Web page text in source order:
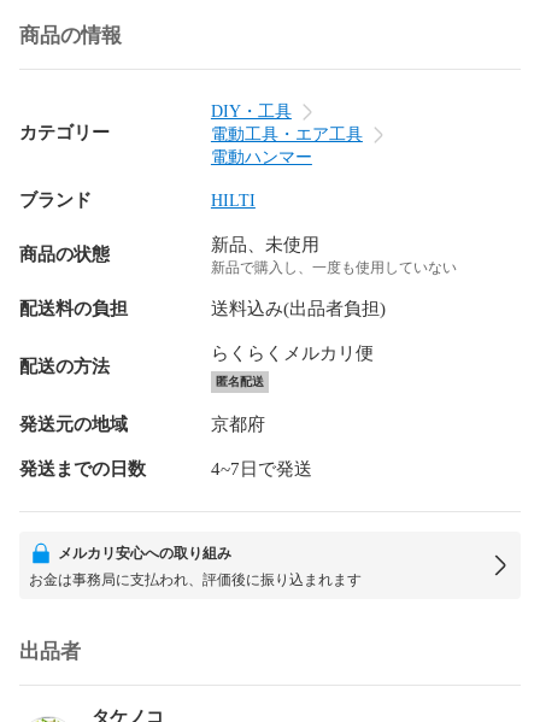
商品の情報
カテゴリー
DIY・工具
電動工具・エア工具
電動ハンマー
ブランド HILTI
商品の状態 新品、未使用
新品で購入し、一度も使用していない
配送料の負担 送料込み(出品者負担)
配送の方法
らくらくメルカリ便
匿名配送
発送元の地域 京都府
発送までの日数 4~7日で発送
メルカリ安心への取り組み
お金は事務局に支払われ、評価後に振り込まれます
出品者
タケノコ